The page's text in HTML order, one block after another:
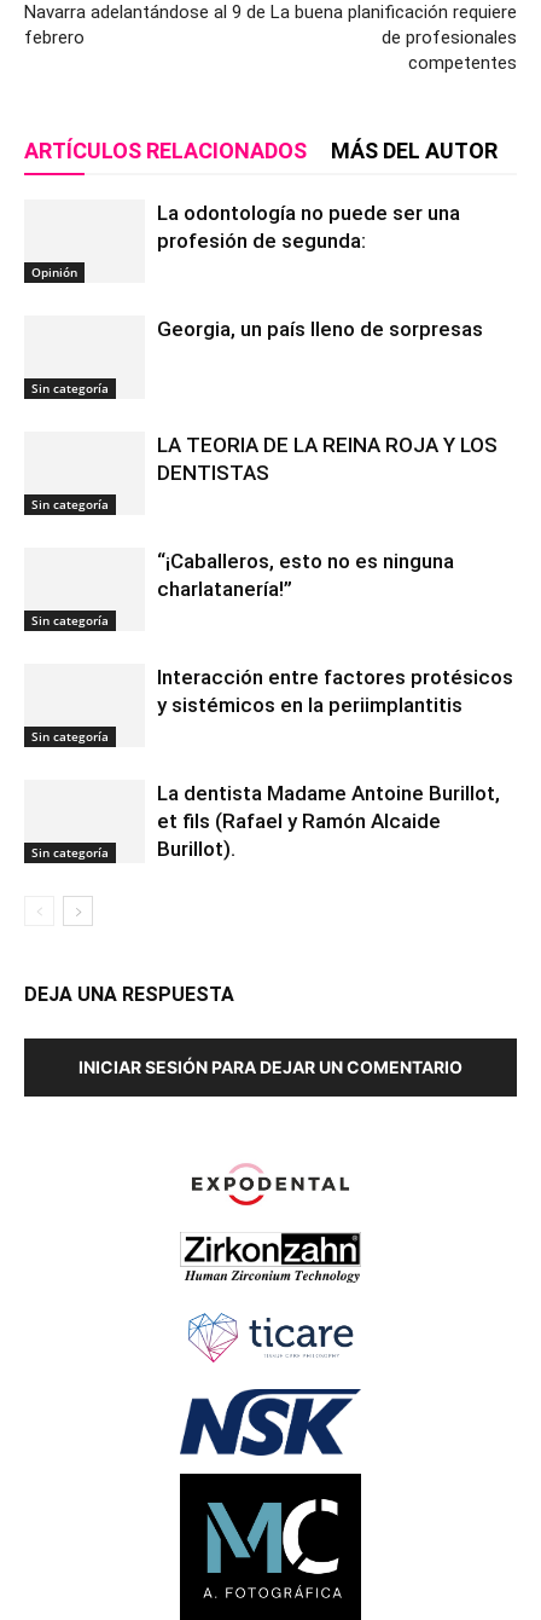
Navarra adelantándose al 9 de
febrero
La buena planificación requiere
de profesionales
competentes
ARTÍCULOS RELACIONADOS MÁS DEL AUTOR
Opinión
La odontología no puede ser una
profesión de segunda:
Sin categoría
Georgia, un país lleno de sorpresas
Sin categoría
LA TEORIA DE LA REINA ROJA Y LOS
DENTISTAS
Sin categoría
“¡Caballeros, esto no es ninguna
charlatanería!”
Sin categoría
Interacción entre factores protésicos
y sistémicos en la periimplantitis
Sin categoría
La dentista Madame Antoine Burillot,
et fils (Rafael y Ramón Alcaide
Burillot).
DEJA UNA RESPUESTA
INICIAR SESIÓN PARA DEJAR UN COMENTARIO